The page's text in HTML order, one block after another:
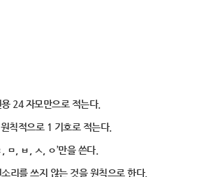
24 자모만으로 적는다.
칙적으로 1 기호로 적는다.
ㅁ, ㅂ, ㅅ, ㅇ’만을 쓴다.
리를 쓰지 않는 것을 원칙으로 한다.